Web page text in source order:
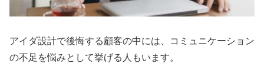
アイダ設計で後悔する顧客の中には、コミュニケーション
の不足を悩みとして挙げる人もいます。